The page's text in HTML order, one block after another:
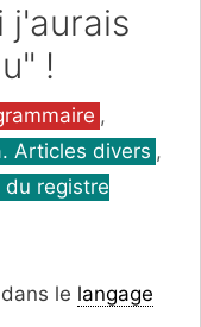
j'aurais
!
,
Articles divers ,
du registre
le langage